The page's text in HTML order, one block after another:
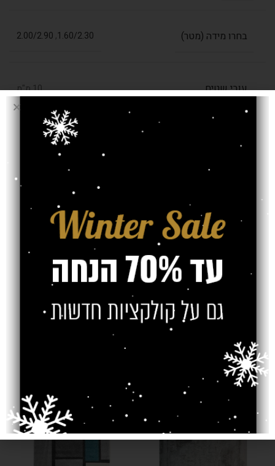
בחרו מידה (מטר) 1.60/2.30
,
2.00/2.90
עובי שטיח 10 מ"מ
צבע סילבר, בז', לבן
חוות דעת (0)
משלוח
צרו קשר
מוצרים קשורים
SOLD OUT
SOLD OUT